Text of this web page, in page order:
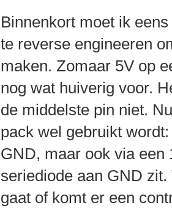
Binnenkort moet ik
te reverse engineeren
maken. Zomaar 5V op
nog wat huiverig voor.
de middelste pin niet.
pack wel gebruikt
GND, maar ook via een
seriediode aan GND
gaat of komt er een